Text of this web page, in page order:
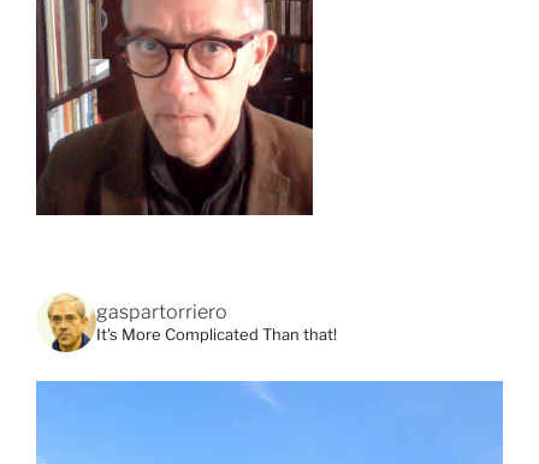
gaspartorriero
It's More Complicated Than that!